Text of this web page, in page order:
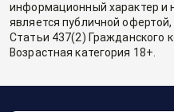
информационный характер и
является публичной
Статьи 437(2) Гражданского
Возрастная категория 18+.